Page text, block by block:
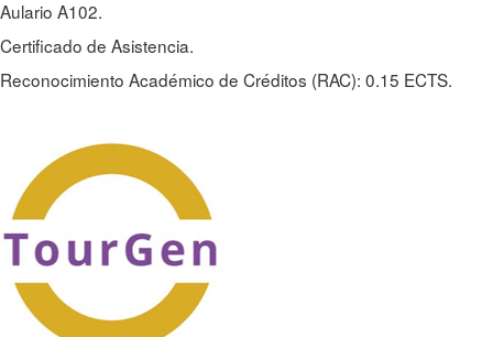
Aulario A102.
Certificado de Asistencia.
Reconocimiento Académico de Créditos (RAC): 0.15 ECTS.